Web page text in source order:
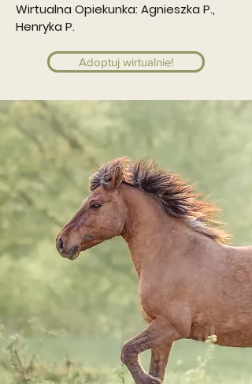
Wirtualna Opiekunka: Agnieszka P.,
Henryka P.
Adoptuj wirtualnie!